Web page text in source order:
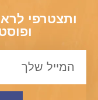
ותצטרפי